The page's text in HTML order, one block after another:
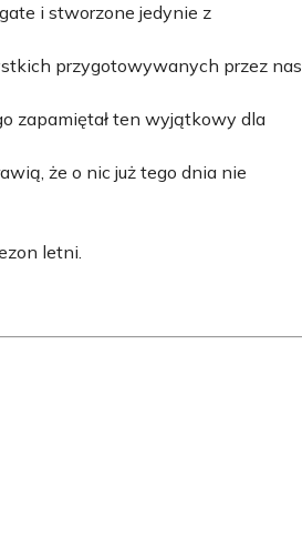
i stworzone jedynie z
przygotowywanych przez nas
zapamiętał ten wyjątkowy dla
że o nic już tego dnia nie
letni.